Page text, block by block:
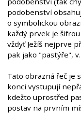
podobenství
o symbolickou
každý prvek je
vždyť Ježíš nejprve
pak jako "pastýře",
Tato obrazná řeč je
konci vystupují
kdežto uprostřed
postav na prvním